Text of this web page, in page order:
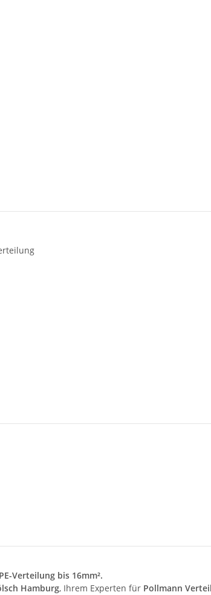
Verteilung bis 16mm².
Hamburg, Ihrem Experten für Pollmann